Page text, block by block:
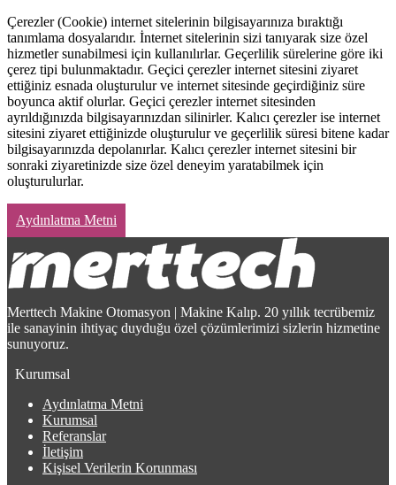
Çerezler (Cookie) internet sitelerinin bilgisayarınıza bıraktığı
tanımlama dosyalarıdır. İnternet sitelerinin sizi tanıyarak size özel
hizmetler sunabilmesi için kullanılırlar. Geçerlilik sürelerine göre iki
çerez tipi bulunmaktadır. Geçici çerezler internet sitesini ziyaret
ettiğiniz esnada oluşturulur ve internet sitesinde geçirdiğiniz süre
boyunca aktif olurlar. Geçici çerezler internet sitesinden
ayrıldığınızda bilgisayarınızdan silinirler. Kalıcı çerezler ise internet
sitesini ziyaret ettiğinizde oluşturulur ve geçerlilik süresi bitene kadar
bilgisayarınızda depolanırlar. Kalıcı çerezler internet sitesini bir
sonraki ziyaretinizde size özel deneyim yaratabilmek için
oluşturulurlar.
Aydınlatma Metni
Merttech Makine Otomasyon | Makine Kalıp. 20 yıllık tecrübemiz
ile sanayinin ihtiyaç duyduğu özel çözümlerimizi sizlerin hizmetine
sunuyoruz.
Kurumsal
Aydınlatma Metni
Kurumsal
Referanslar
İletişim
Kişisel Verilerin Korunması